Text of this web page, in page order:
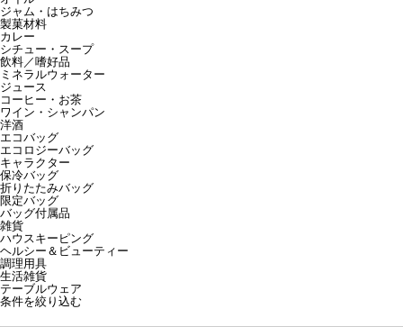
ジャム・はちみつ
製菓材料
カレー
シチュー・スープ
飲料／嗜好品
ミネラルウォーター
ジュース
コーヒー・お茶
ワイン・シャンパン
洋酒
エコバッグ
エコロジーバッグ
キャラクター
保冷バッグ
折りたたみバッグ
限定バッグ
バッグ付属品
雑貨
ハウスキーピング
ヘルシー＆ビューティー
調理用具
生活雑貨
テーブルウェア
条件を絞り込む